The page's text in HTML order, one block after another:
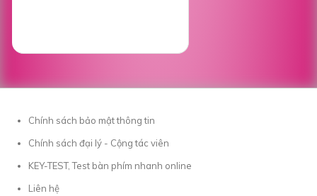
Chính sách bảo mật thông tin
Chính sách đại lý - Cộng tác viên
KEY-TEST, Test bàn phím nhanh online
Liên hệ